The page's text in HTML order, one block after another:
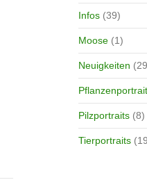
Infos(39)
Moose(1)
Neuigkeiten
Pilzportraits(8)
Tierportraits